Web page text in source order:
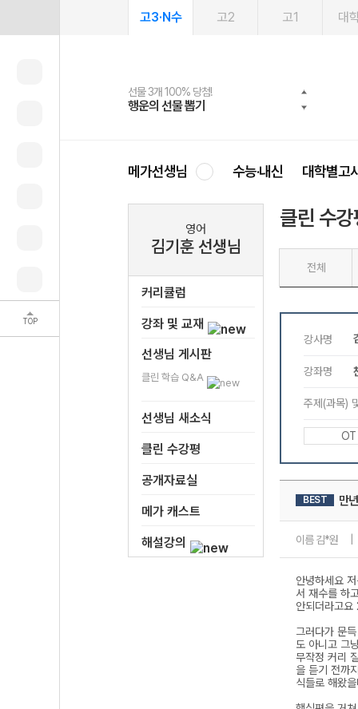
TOP
고3·N수 고2 고1 대
선물 3개 100% 당첨!
행운의 선물 뽑기
선물 100% 증정!
메가스터디 X 올리브
여름방학 스터디 캐시백
메가런 썸머스쿨
2027 러셀 단과
강사 공개선발
스마트러닝앱
설문 EVENT
메가패스
3일 무료 체험권
메가패스 수강생 무료혜택!
메가클럽 멤버십
사회공헌 캠페인
희망이룸 메가나눔
메가선생님 수능·내신 대학별고
영어
김기훈 선생님
커리큘럼
강좌 및 교재
선생님 게시판
클린 학습 Q&A
선생님 새소식
클린 수강평
공개자료실
메가 캐스트
해설강의
클린 수강
전체